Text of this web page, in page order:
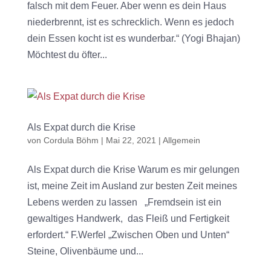
falsch mit dem Feuer. Aber wenn es dein Haus
niederbrennt, ist es schrecklich. Wenn es jedoch
dein Essen kocht ist es wunderbar.“ (Yogi Bhajan)
Möchtest du öfter...
Als Expat durch die Krise
von Cordula Böhm | Mai 22, 2021 | Allgemein
Als Expat durch die Krise Warum es mir gelungen
ist, meine Zeit im Ausland zur besten Zeit meines
Lebens werden zu lassen „Fremdsein ist ein
gewaltiges Handwerk, das Fleiß und Fertigkeit
erfordert.“ F.Werfel „Zwischen Oben und Unten“
Steine, Olivenbäume und...